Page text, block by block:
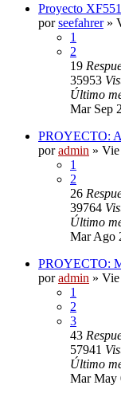
Proyecto
porseefahrer»
1
2
19
35953
Último
Mar Sep
PROYECTO:
poradmin »
1
2
26
39764
Último
Mar Ago
PROYECTO:
poradmin »
1
2
3
43
57941
Último
Mar May